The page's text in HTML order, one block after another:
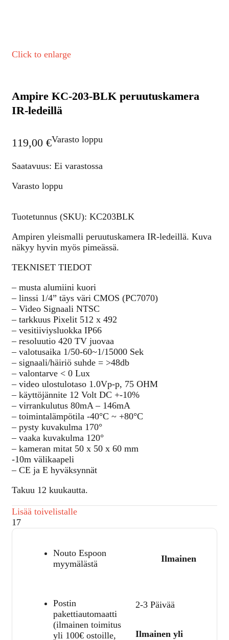
Click to enlarge
Ampire KC-203-BLK peruutuskamera
IR-ledeillä
119,00 €Varasto loppu
Saatavuus: Ei varastossa
Varasto loppu
Tuotetunnus (SKU): KC203BLK
Ampiren yleismalli peruutuskamera IR-ledeillä. Kuva
näkyy hyvin myös pimeässä.
TEKNISET TIEDOT
– musta alumiini kuori
– linssi 1/4” täys väri CMOS (PC7070)
– Video Signaali NTSC
– tarkkuus Pixelit 512 x 492
– vesitiiviysluokka IP66
– resoluutio 420 TV juovaa
– valotusaika 1/50-60~1/15000 Sek
– signaali/häiriö suhde = >48db
– valontarve < 0 Lux
– video ulostulotaso 1.0Vp-p, 75 OHM
– käyttöjännite 12 Volt DC +-10%
– virrankulutus 80mA – 146mA
– toimintalämpötila -40°C ~ +80°C
– pysty kuvakulma 170°
– vaaka kuvakulma 120°
– kameran mitat 50 x 50 x 60 mm
-10m välikaapeli
– CE ja E hyväksynnät
Takuu 12 kuukautta.
Lisää toivelistalle
17
Nouto Espoon
myymälästä
Ilmainen
Postin
pakettiautomaatti
(ilmainen toimitus
yli 100€ ostoille,
2-3 Päivää
Ilmainen yli